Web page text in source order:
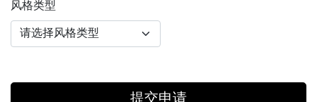
风格类型
提交申请